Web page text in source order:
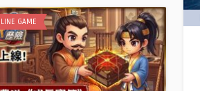
GAME